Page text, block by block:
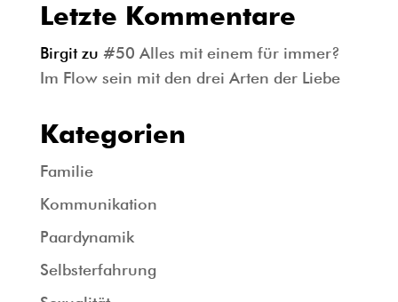
Letzte Kommentare
Birgitzu #50 Alles mit einem für immer?
Im Flow sein mit den drei Arten der Liebe
Kategorien
Familie
Kommunikation
Paardynamik
Selbsterfahrung